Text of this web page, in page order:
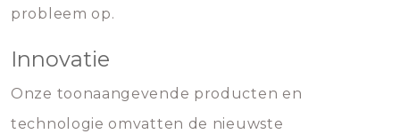
probleem op.
Innovatie
Onze toonaangevende producten en
technologie omvatten de nieuwste